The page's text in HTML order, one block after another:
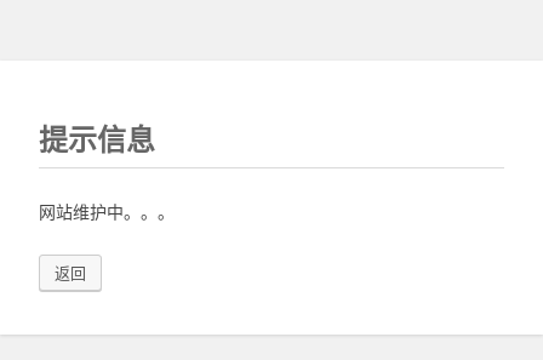
提示信息
网站维护中。。。
返回